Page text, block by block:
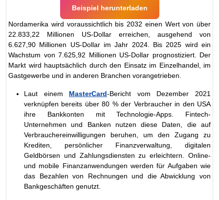
Beispiel herunterladen
Nordamerika wird voraussichtlich bis 2032 einen Wert von über
22.833,22 Millionen US-Dollar erreichen, ausgehend von
6.627,90 Millionen US-Dollar im Jahr 2024. Bis 2025 wird ein
Wachstum von 7.625,92 Millionen US-Dollar prognostiziert. Der
Markt wird hauptsächlich durch den Einsatz im Einzelhandel, im
Gastgewerbe und in anderen Branchen vorangetrieben.
Laut einem MasterCard-Bericht vom Dezember 2021
verknüpfen bereits über 80 % der Verbraucher in den USA
ihre Bankkonten mit Technologie-Apps. Fintech-
Unternehmen und Banken nutzen diese Daten, die auf
Verbrauchereinwilligungen beruhen, um den Zugang zu
Krediten, persönlicher Finanzverwaltung, digitalen
Geldbörsen und Zahlungsdiensten zu erleichtern. Online-
und mobile Finanzanwendungen werden für Aufgaben wie
das Bezahlen von Rechnungen und die Abwicklung von
Bankgeschäften genutzt.